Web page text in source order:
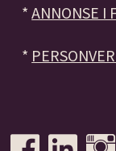
*ANNONSE I
*